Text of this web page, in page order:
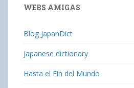
WEBS AMIGAS
Blog JapanDict
Japanese dictionary
Hasta el Fin del Mundo